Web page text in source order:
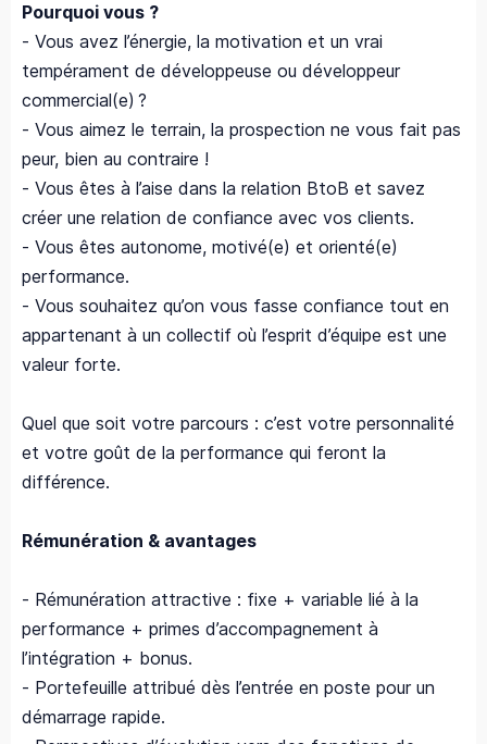
Pourquoi vous ?
- Vous avez l’énergie, la motivation et un vrai
tempérament de développeuse ou développeur
commercial(e) ?
- Vous aimez le terrain, la prospection ne vous fait pas
peur, bien au contraire !
- Vous êtes à l’aise dans la relation BtoB et savez
créer une relation de confiance avec vos clients.
- Vous êtes autonome, motivé(e) et orienté(e)
performance.
- Vous souhaitez qu’on vous fasse confiance tout en
appartenant à un collectif où l’esprit d’équipe est une
valeur forte.
Quel que soit votre parcours : c’est votre personnalité
et votre goût de la performance qui feront la
différence.
Rémunération & avantages
- Rémunération attractive : fixe + variable lié à la
performance + primes d’accompagnement à
l’intégration + bonus.
- Portefeuille attribué dès l’entrée en poste pour un
démarrage rapide.